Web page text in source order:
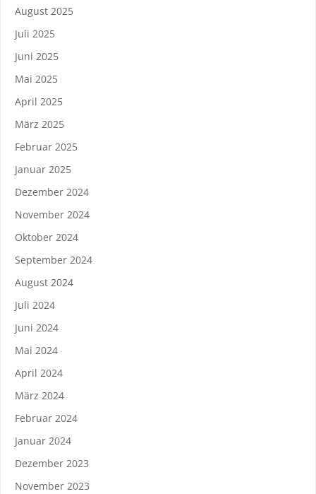
August 2025
Juli 2025
Juni 2025
Mai 2025
April 2025
März 2025
Februar 2025
Januar 2025
Dezember 2024
November 2024
Oktober 2024
September 2024
August 2024
Juli 2024
Juni 2024
Mai 2024
April 2024
März 2024
Februar 2024
Januar 2024
Dezember 2023
November 2023